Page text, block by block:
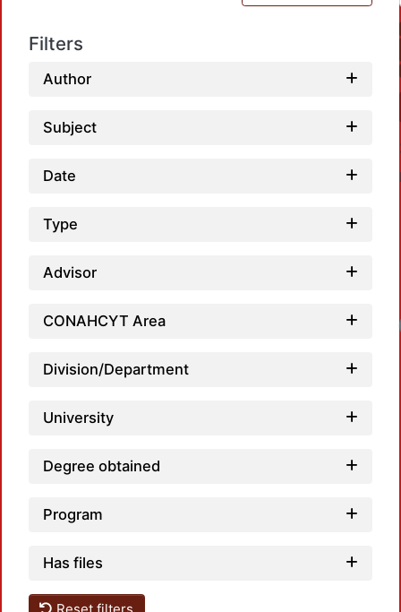
Filters
Author
Subject
Date
Type
Advisor
CONAHCYT Area
Division/Department
University
Degree obtained
Program
Has files